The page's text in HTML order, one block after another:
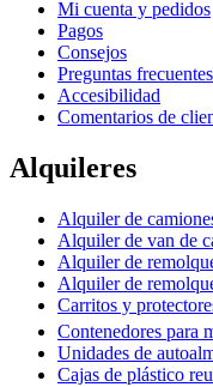
Mi cuenta y pedidos
Pagos
Consejos
Preguntas frecuentes
Accesibilidad
Comentarios de
Alquileres
Alquiler de
Alquiler de van de
Alquiler de
Alquiler de
Carritos y
Contenedores para
Unidades de
Cajas de plástico